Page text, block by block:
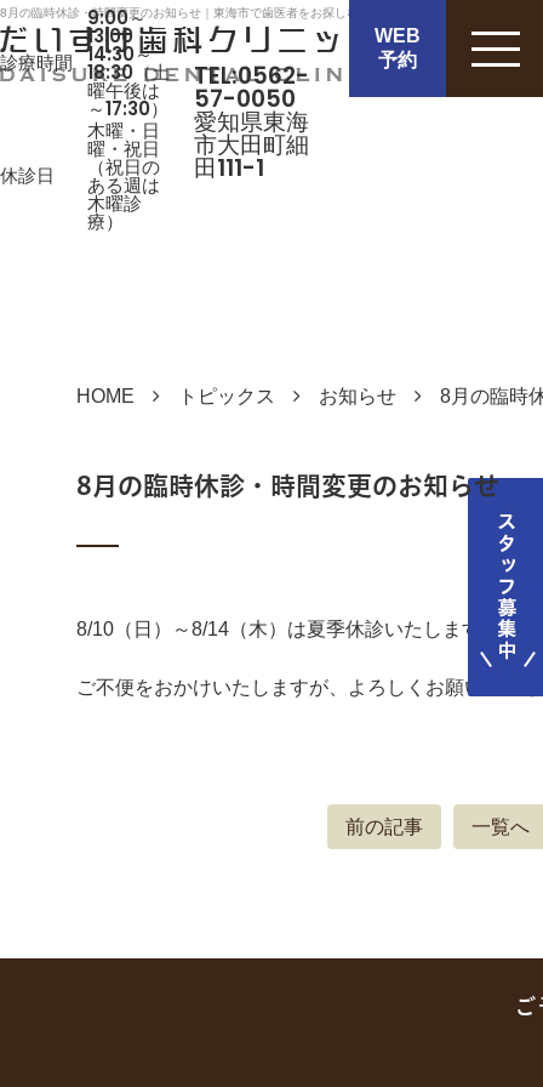
8月の臨時休診・時間変更のお知らせ｜東海市で歯医者をお探しなら、「だいすけ歯科クリニック」
診療時間
9:00～
13:00
14:30～
18:30（土
曜午後は
～17:30）
休診日
木曜・日
曜・祝日
（祝日の
ある週は
木曜診
療）
TEL:0562-
57-0050
愛知県東海
市大田町細
田111-1
WEB
予約
HOME トピックス お知らせ 8月の臨時
8月の臨時休診・時間変更のお知らせ
8/10（日）～8/14（木）は夏季休診いたします。
ご不便をおかけいたしますが、よろしくお願いいた
前の記事 一覧へ